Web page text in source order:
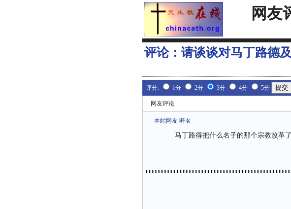
网友
评论： 请谈谈对马丁路德
评分: 1分 2分 3分 4分 5分
网友评论
本站网友 匿名
马丁路得把什么名子的那个宗教改革了